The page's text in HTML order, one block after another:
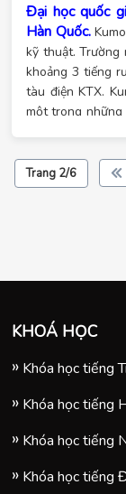
Đại học quốc
Hàn Quốc.
kỹ thuật. Trường
khoảng 3 tiếng
tàu điện KTX.
một trong những
Trang 2/6
KHOÁ HỌC
Khóa học tiếng
Khóa học tiếng
Khóa học tiếng
Khóa học tiếng